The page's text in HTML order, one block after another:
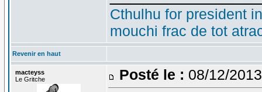
Cthulhu for president
mouchi frac de tot
Revenir en haut
macteyss
Le Gritche
Posté le : 08/12/